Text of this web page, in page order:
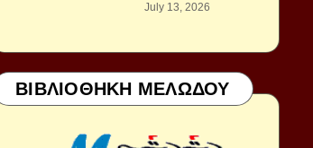
July 13, 2026
ΒΙΒΛΙΟΘΗΚΗ ΜΕΛΩΔΟΥ